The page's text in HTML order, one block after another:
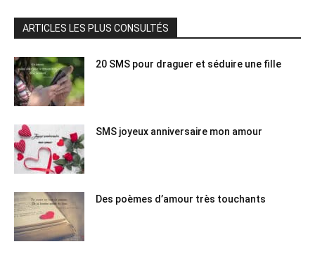
ARTICLES LES PLUS CONSULTÉS
20 SMS pour draguer et séduire une fille
SMS joyeux anniversaire mon amour
Des poèmes d’amour très touchants